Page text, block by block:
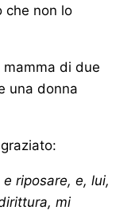
che non lo
di due
una donna
riposare, e, lui,
mi